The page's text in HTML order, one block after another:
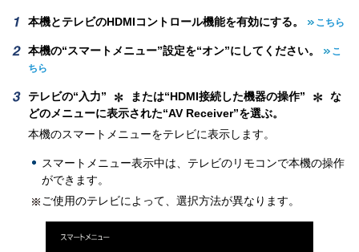
本機とテレビのHDMIコントロール機能を有効にする。 こちら
本機の“スマートメニュー”設定を“オン”にしてください。
こ
ちら
テレビの“入力” または“HDMI接続した機器の操作”
な
どのメニューに表示された“AV Receiver”を選ぶ。
本機のスマートメニューをテレビに表示します。
スマートメニュー表示中は、テレビのリモコンで本機の操作
ができます。
ご使用のテレビによって、選択方法が異なります。